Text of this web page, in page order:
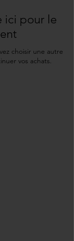
ici pour le
choisir une autre
vos achats.